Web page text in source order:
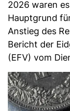
2026 waren
Hauptgrund
Anstieg des
Bericht der
(EFV) vom